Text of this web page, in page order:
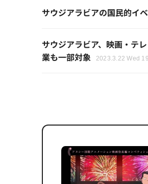
サウジアラビアの国民的イ
サウジアラビア、映画・テ
業も一部対象
2023.3.22 Wed